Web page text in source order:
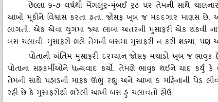
છેલ્‍લા ૬-૭ વર્ષથી મેંગલુરુ-મુંબઈ રુટ પર તેમની સાથે ચાલનારા
આંખો મૂકીને વિશ્વાસ કરતા હતા. જોસફ ખૂબ જ મદદગાર માણસ
લાગતો. એક એવા યુગમાં જ્‍યાં લાંબા અંતરની મુસાફરી એક થકવી
બસ ચલાવી. મુસાફરો ભલે તેમની બસમાં મુસાફરી ન કરી શક્‍યા, પણ
પોતાની અંતિમ મુસાફરી દરમ્‍યાન જોસફ મચાડો ખૂબ જ
પોતાના સહકર્મીઓને ધન્‍યવાદ કર્યો. તેમણે ભાવુક થઈને યાદ કર્યું
તેમની સાથે પહાડની માફક ઊભું રહ્યું અને આખા ૬ મહિનાની પેડ
રહી છે કે મુસાફરોથી ભરેલી આખી બસ હું ચલાવતો હોઉં.